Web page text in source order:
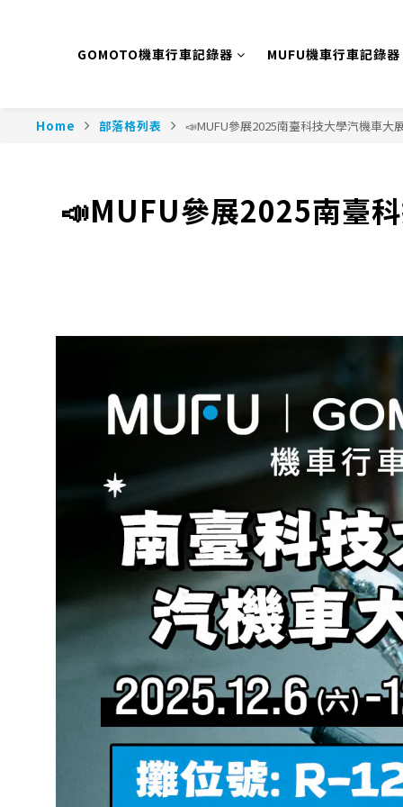
GOMOTO機車行車記錄器 MUFU機車行車記錄器
Home 部落格列表 📣MUFU參展2025南臺科技大學汽機車
📣MUFU參展2025南臺